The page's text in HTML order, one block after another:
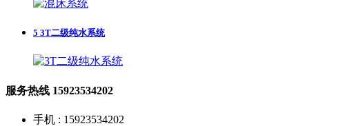
5 3T二级纯水系统
服务热线 15923534202
手机 : 15923534202